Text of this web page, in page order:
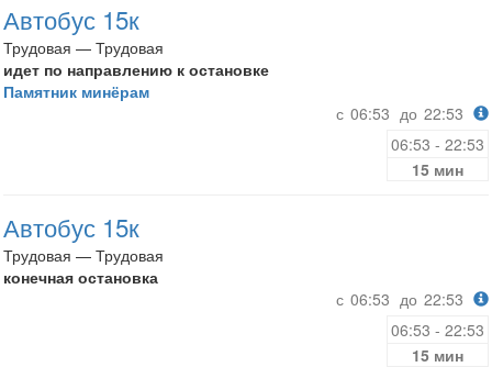
Автобус 15к
Трудовая — Трудовая
идет по направлению к остановке
Памятник минёрам
с 06:53 до 22:53
06:53 - 22:53
15 мин
Автобус 15к
Трудовая — Трудовая
конечная остановка
с 06:53 до 22:53
06:53 - 22:53
15 мин